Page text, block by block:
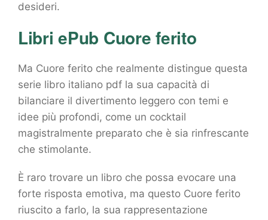
desideri.
Libri ePub Cuore ferito
Ma Cuore ferito che realmente distingue questa
serie libro italiano pdf la sua capacità di
bilanciare il divertimento leggero con temi e
idee più profondi, come un cocktail
magistralmente preparato che è sia rinfrescante
che stimolante.
È raro trovare un libro che possa evocare una
forte risposta emotiva, ma questo Cuore ferito
riuscito a farlo, la sua rappresentazione